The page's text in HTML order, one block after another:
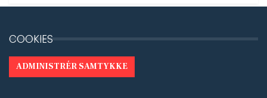
COOKIES
ADMINISTRÉR SAMTYKKE